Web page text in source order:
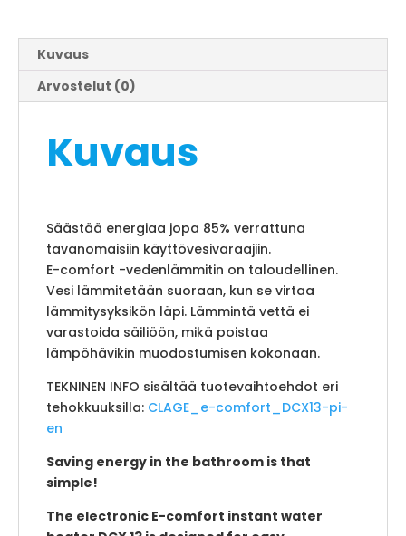
Kuvaus
Arvostelut (0)
Kuvaus
Säästää energiaa jopa 85% verrattuna
tavanomaisiin käyttövesivaraajiin.
E-comfort -vedenlämmitin on taloudellinen.
Vesi lämmitetään suoraan, kun se virtaa
lämmitysyksikön läpi. Lämmintä vettä ei
varastoida säiliöön, mikä poistaa
lämpöhävikin muodostumisen kokonaan.
TEKNINEN INFO sisältää tuotevaihtoehdot eri
tehokkuuksilla: CLAGE_e-comfort_DCX13-pi-
en
Saving energy in the bathroom is that
simple!
The electronic E-comfort instant water